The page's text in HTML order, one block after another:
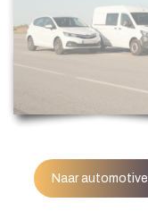
Naar automotive